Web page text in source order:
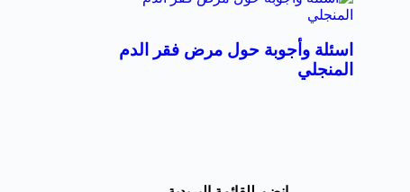
اسئلة وأجوبة حول مرض فقر الدم
المنجلي